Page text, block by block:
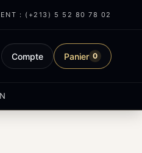
: (+213) 5 52 80 78 02
Compte Panier 0